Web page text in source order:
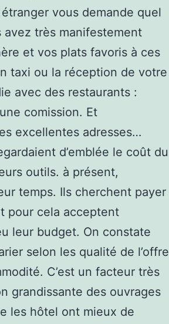
vous demande quel
avez très manifestement
et vos plats favoris à ces
taxi ou la réception de votre
avec des restaurants :
comission. Et
excellentes adresses…
d’emblée le coût du
outils. à présent,
temps. Ils cherchent payer
pour cela acceptent
leur budget. On constate
selon les qualité de l’offre
C’est un facteur très
grandissante des ouvrages
les hôtel ont mieux de